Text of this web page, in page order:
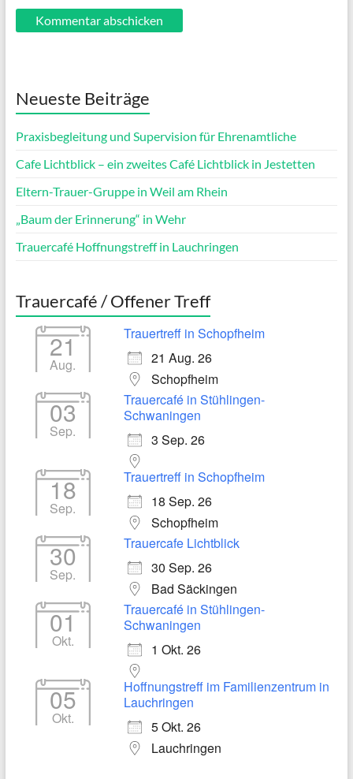
Neueste Beiträge
Praxisbegleitung und Supervision für Ehrenamtliche
Cafe Lichtblick – ein zweites Café Lichtblick in Jestetten
Eltern-Trauer-Gruppe in Weil am Rhein
„Baum der Erinnerung“ in Wehr
Trauercafé Hoffnungstreff in Lauchringen
Trauercafé / Offener Treff
21
Aug.
Trauertreff in Schopfheim
21 Aug. 26
Schopfheim
03
Sep.
Trauercafé in Stühlingen-
Schwaningen
3 Sep. 26
18
Sep.
Trauertreff in Schopfheim
18 Sep. 26
Schopfheim
30
Sep.
Trauercafe Lichtblick
30 Sep. 26
Bad Säckingen
01
Okt.
Trauercafé in Stühlingen-
Schwaningen
1 Okt. 26
05
Okt.
Hoffnungstreff im Familienzentrum in
Lauchringen
5 Okt. 26
Lauchringen